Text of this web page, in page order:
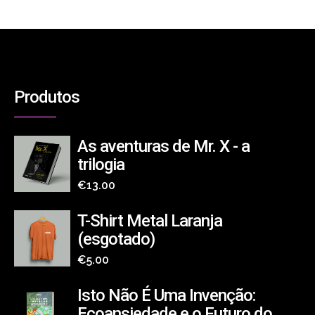
Produtos
As aventuras de Mr. X - a
trilogia
€13.00
T-Shirt Metal Laranja
(esgotado)
€5.00
Isto Não É Uma Invenção: